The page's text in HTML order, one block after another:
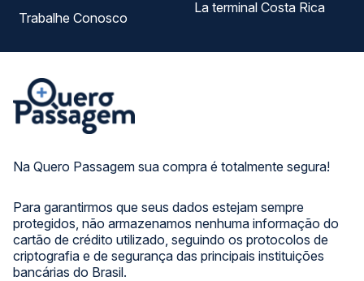
Na Quero Passagem sua compra é totalmente segura!
Para garantirmos que seus dados estejam sempre
protegidos, não armazenamos nenhuma informação do
cartão de crédito utilizado, seguindo os protocolos de
criptografia e de segurança das principais instituições
bancárias do Brasil.
Trabalhe Conosco
La terminal Costa Rica